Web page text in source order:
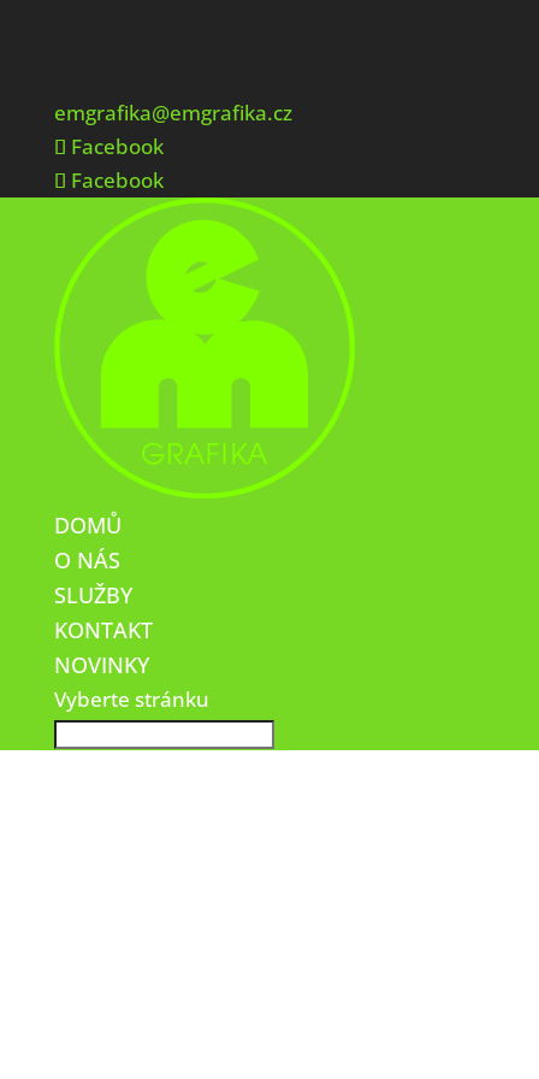
emgrafika@emgrafika.cz
Facebook
Facebook
DOMŮ
O NÁS
SLUŽBY
KONTAKT
NOVINKY
Vyberte stránku